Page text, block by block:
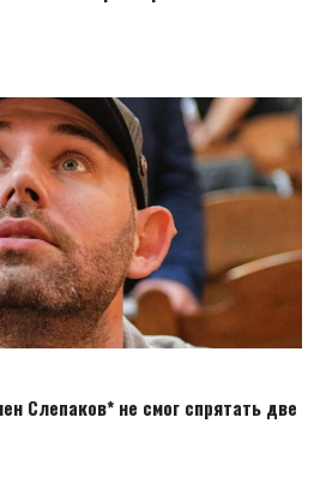
Слепаков* не смог спрятать две